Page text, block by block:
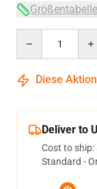
Diese
Deliver to
Cost to ship:
Standard -